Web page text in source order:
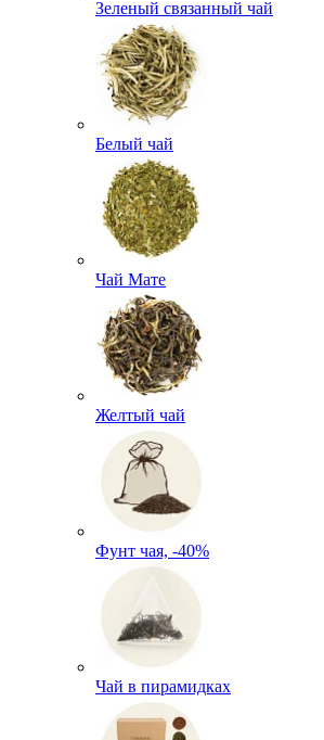
Зеленый связанный чай
Белый чай
Чай Мате
Желтый чай
Фунт чая, -40%
Чай в пирамидках